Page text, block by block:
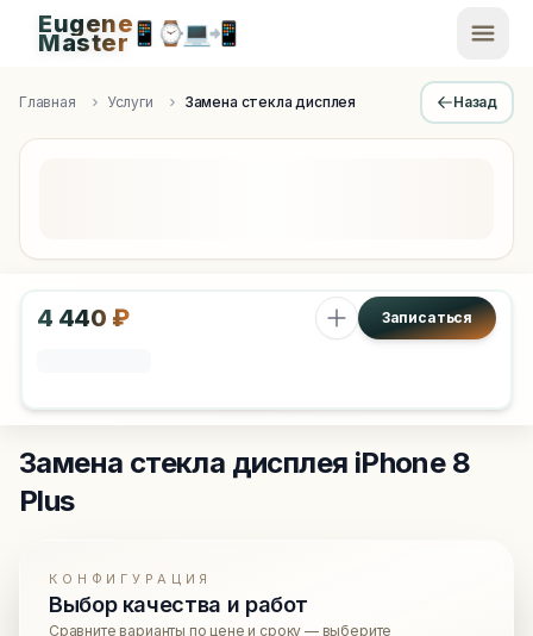
Apple Diagnostics & Engineering Authority in Saint
Eugene
Master📱 ⌚💻📲
Главная Услуги Замена стекла дисплея Назад
4 440 ₽ Записаться
Замена стекла дисплея iPhone 8
Plus
КОНФИГУРАЦИЯ
Выбор качества и работ
Сравните варианты по цене и сроку — выберите